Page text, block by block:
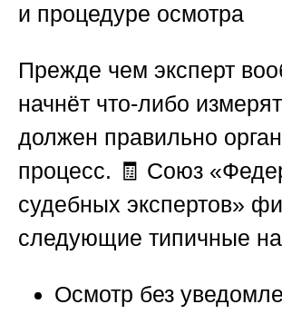
и процедуре осмотра
Прежде чем эксперт
начнёт что-либо
должен правильно
процесс. 🧾 Союз
судебных экспертов»
следующие типичные
Осмотр без